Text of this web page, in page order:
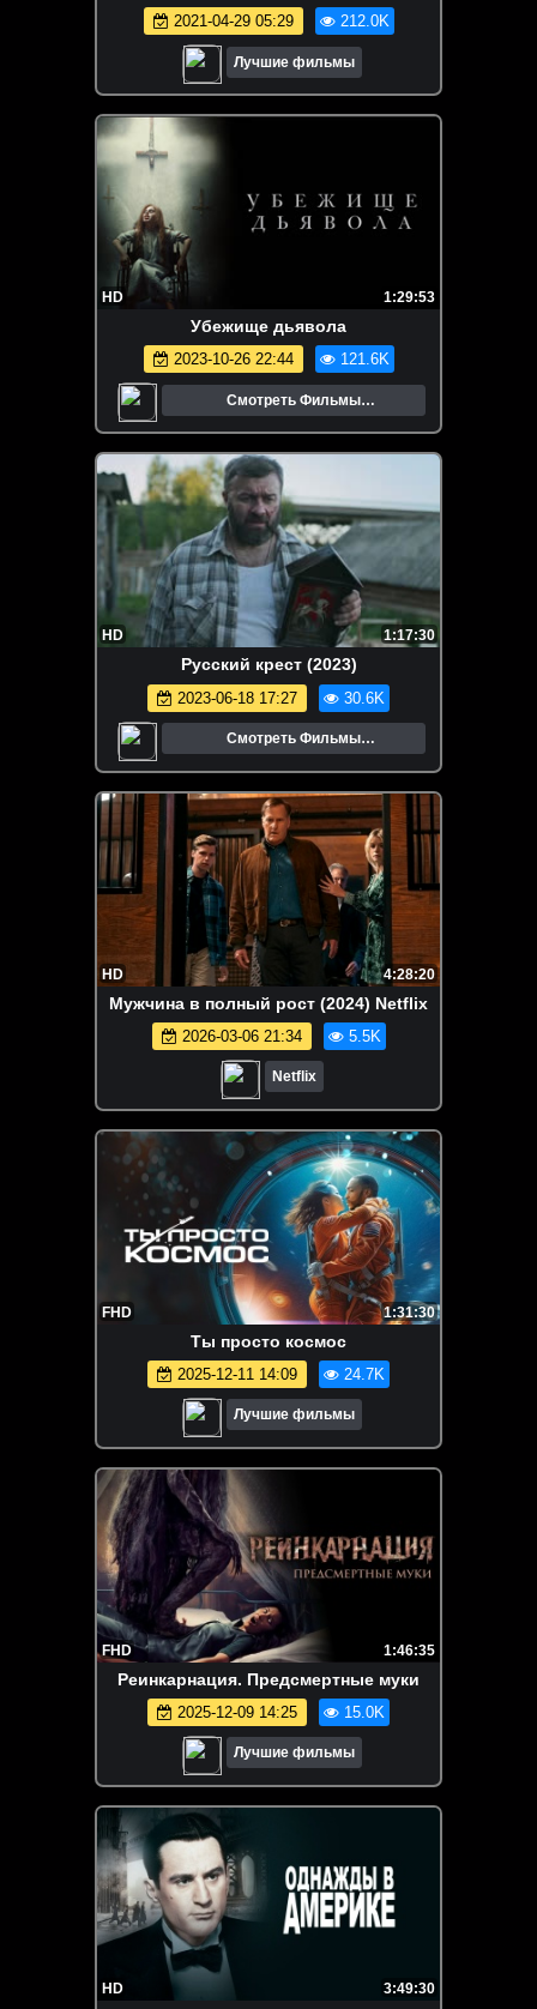
2021-04-29 05:29 212.0K
Лучшие фильмы
HD 1:29:53
Убежище дьявола
2023-10-26 22:44 121.6K
Смотреть Фильмы
HD 1:17:30
Русский крест (2023)
2023-06-18 17:27 30.6K
Смотреть Фильмы
HD 4:28:20
Мужчина в полный рост (2024) Netflix
2026-03-06 21:34 5.5K
Netflix
FHD 1:31:30
Ты просто космос
2025-12-11 14:09 24.7K
Лучшие фильмы
FHD 1:46:35
Реинкарнация. Предсмертные муки
2025-12-09 14:25 15.0K
Лучшие фильмы
HD 3:49:30